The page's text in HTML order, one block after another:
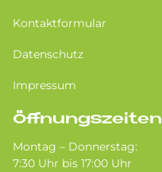
Kontaktformular
Datenschutz
Impressum
Öffnungszeiten
Montag – Donnerstag:
7:30 Uhr bis 17:00 Uhr